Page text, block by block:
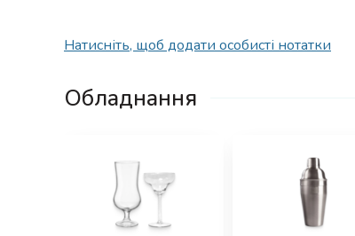
Натисніть, щоб додати особисті нотатки
Обладнання